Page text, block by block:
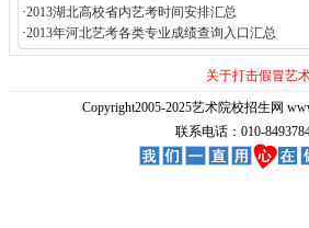
·2013湖北高校省内艺考时间安排汇总
·2013年河北艺考各类专业成绩查询入口汇总
关于打击假冒艺
Copyright2005-2025艺术院校招生网
联系电话：010-